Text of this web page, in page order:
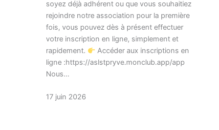
soyez déjà adhérent ou que vous souhaitiez
rejoindre notre association pour la première
fois, vous pouvez dès à présent effectuer
votre inscription en ligne, simplement et
rapidement.
Accéder aux inscriptions en
ligne :https://aslstpryve.monclub.app/app
Nous…
17 juin 2026